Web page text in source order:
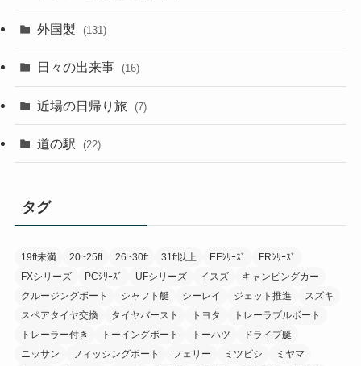
外国製 (131)
日々の出来事 (16)
近場の日帰り旅 (7)
道の駅 (22)
タグ
19ft未満 20~25ft 26~30ft 31ft以上 EFｼﾘｰｽﾞ
FRｼﾘｰｽﾞ
FXシリーズ
PCｼﾘｰｽﾞ UFシリーズ イスズ
キャンピングカー
クルージングボート
シャフト艇 シーレイ ジェット推進
スズキ
スペアタイヤ交換
タイヤバースト トヨタ
トレーラブルボート
トレーラー付き
トーイングボート トーハツ
ドライブ艇
ニッサン
フィッシングボート フェリー ミツビシ
ミヤマ